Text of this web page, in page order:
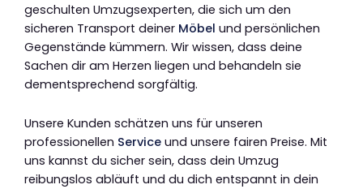
geschulten Umzugsexperten, die sich um den
sicheren Transport deiner Möbel und persönlichen
Gegenstände kümmern. Wir wissen, dass deine
Sachen dir am Herzen liegen und behandeln sie
dementsprechend sorgfältig.
Unsere Kunden schätzen uns für unseren
professionellen Service und unsere fairen Preise. Mit
uns kannst du sicher sein, dass dein Umzug
reibungslos abläuft und du dich entspannt in dein